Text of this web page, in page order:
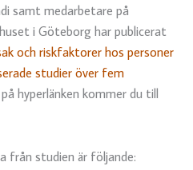
samt medarbetare på
i Göteborg har publicerat
och riskfaktorer hos personer
studier över fem
hyperlänken kommer du till
från studien är följande: